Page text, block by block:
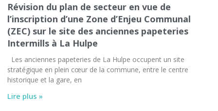
Révision du plan de secteur en vue de
l’inscription d’une Zone d’Enjeu Communal
(ZEC) sur le site des anciennes papeteries
Intermills à La Hulpe
Les anciennes papeteries de La Hulpe occupent un site
stratégique en plein cœur de la commune, entre le centre
historique et la gare, en
Lire plus »